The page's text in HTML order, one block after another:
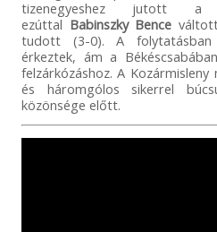
tizenegyeshez jutott a
ezúttal Babinszky Bence
tudott (3-0). A
érkeztek, ám a
felzárkózáshoz. A
és háromgólos sikerrel
közönsége előtt.